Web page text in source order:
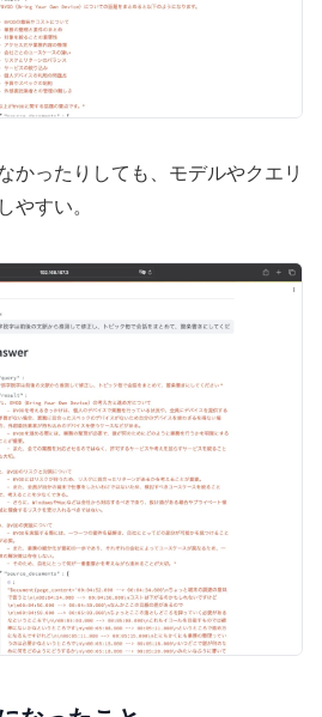
かったりしても、モデルやクエリ
やすい。